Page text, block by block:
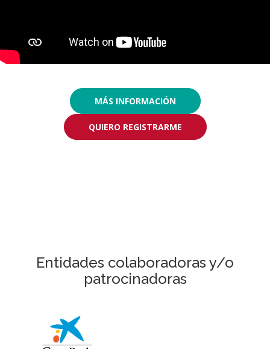
MÁS INFORMACIÓN
QUIERO REGISTRARME
Entidades colaboradoras y/o
patrocinadoras